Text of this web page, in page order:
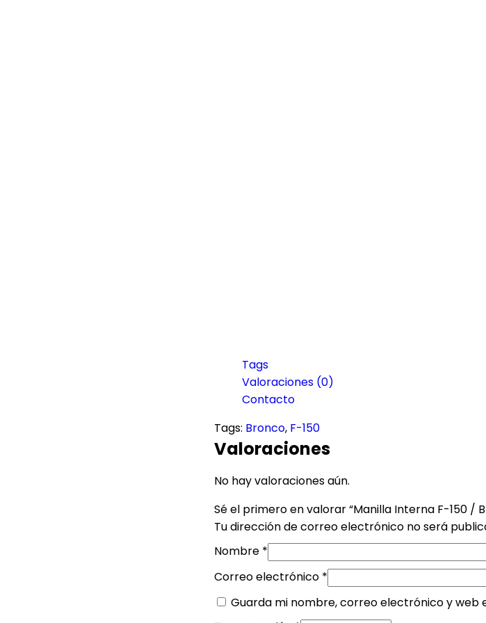
Tags
Valoraciones (0)
Contacto
Tags: Bronco, F-150
Valoraciones
No hay valoraciones aún.
Sé el primero en valorar “Manilla Interna F-150 /
Tu dirección de correo electrónico no será
Nombre *
Correo electrónico *
Guarda mi nombre, correo electrónico y web